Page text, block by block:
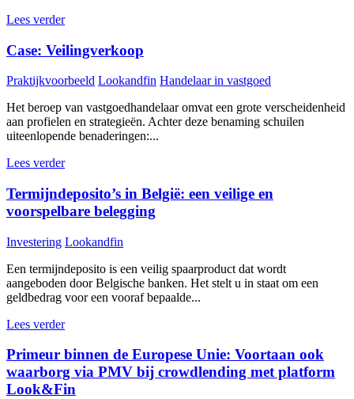
Lees verder
Case: Veilingverkoop
Praktijkvoorbeeld Lookandfin Handelaar in vastgoed
Het beroep van vastgoedhandelaar omvat een grote verscheidenheid
aan profielen en strategieën. Achter deze benaming schuilen
uiteenlopende benaderingen:...
Lees verder
Termijndeposito’s in België: een veilige en
voorspelbare belegging
Investering Lookandfin
Een termijndeposito is een veilig spaarproduct dat wordt
aangeboden door Belgische banken. Het stelt u in staat om een
geldbedrag voor een vooraf bepaalde...
Lees verder
Primeur binnen de Europese Unie: Voortaan ook
waarborg via PMV bij crowdlending met platform
Look&Fin